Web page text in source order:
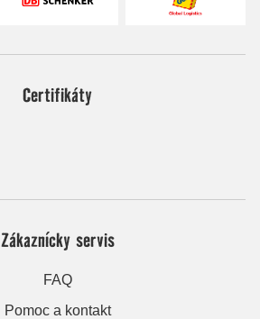
Certifikáty
Zákaznícky servis
FAQ
Pomoc a kontakt